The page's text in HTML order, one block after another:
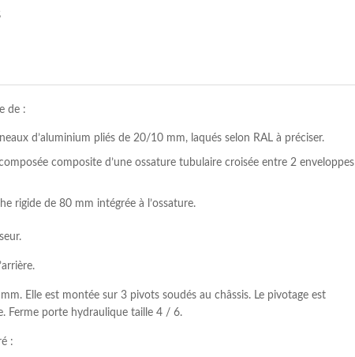
de :
d’aluminium pliés de 20/10 mm, laqués selon RAL à préciser.
composite d’une ossature tubulaire croisée entre 2 enveloppes
rigide de 80 mm intégrée à l’ossature.
Elle est montée sur 3 pivots soudés au châssis. Le pivotage est
Ferme porte hydraulique taille 4 / 6.
: